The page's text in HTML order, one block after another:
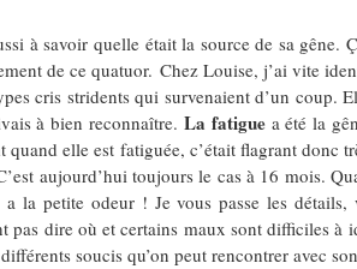
à savoir quelle était la source de sa
de ce quatuor. Chez Louise, j’ai vite
cris stridents qui survenaient d’un coup.
à bien reconnaître.La fatigue a été la
quand elle est fatiguée, c’était flagrant donc
aujourd’hui toujours le cas à 16 mois.
la petite odeur ! Je vous passe les
pas dire où et certains maux sont difficiles à
soucis qu’on peut rencontrer avec